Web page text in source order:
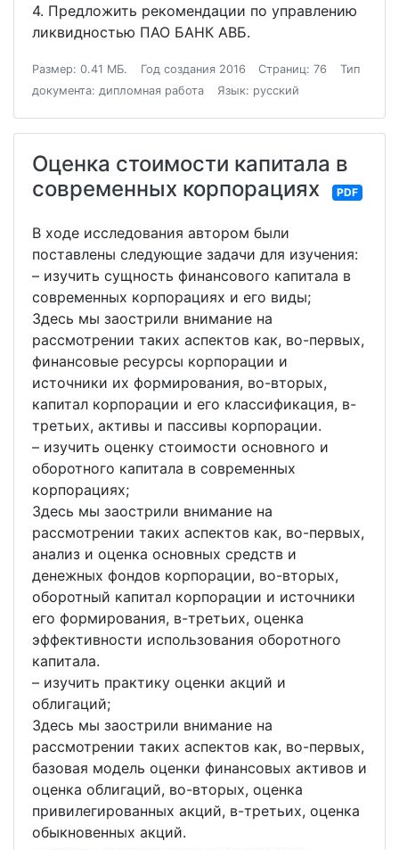
4. Предложить рекомендации по управлению
ликвидностью ПАО БАНК АВБ.
Размер: 0.41 МБ. Год создания 2016 Страниц: 76
Тип
документа: дипломная работа
Язык: русский
Оценка стоимости капитала в
современных корпорациях
PDF
В ходе исследования автором были
поставлены следующие задачи для изучения:
– изучить сущность финансового капитала в
современных корпорациях и его виды;
Здесь мы заострили внимание на
рассмотрении таких аспектов как, во-первых,
финансовые ресурсы корпорации и
источники их формирования, во-вторых,
капитал корпорации и его классификация, в-
третьих, активы и пассивы корпорации.
– изучить оценку стоимости основного и
оборотного капитала в современных
корпорациях;
Здесь мы заострили внимание на
рассмотрении таких аспектов как, во-первых,
анализ и оценка основных средств и
денежных фондов корпорации, во-вторых,
оборотный капитал корпорации и источники
его формирования, в-третьих, оценка
эффективности использования оборотного
капитала.
– изучить практику оценки акций и
облигаций;
Здесь мы заострили внимание на
рассмотрении таких аспектов как, во-первых,
базовая модель оценки финансовых активов и
оценка облигаций, во-вторых, оценка
привилегированных акций, в-третьих, оценка
обыкновенных акций.